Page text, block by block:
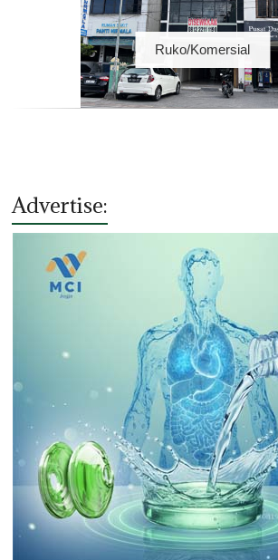
Ruko/Komersial
Advertise: